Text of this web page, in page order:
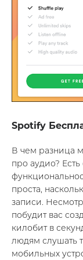
Spotify
В чем разница
про аудио?
проста,
записи.
побудит вас
килобит в
людям слушать
мобильных